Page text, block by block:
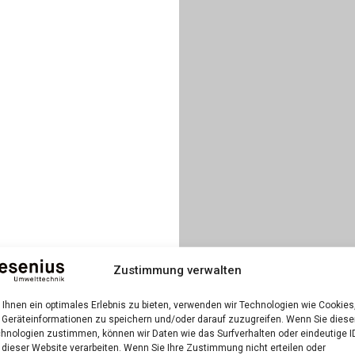
Zustimmung verwalten
Ihnen ein optimales Erlebnis zu bieten, verwenden wir Technologien wie Cookies,
zu speichern und/oder darauf zuzugreifen. Wenn Sie
zustimmen, können wir Daten wie das Surfverhalten oder eindeutige
Website verarbeiten. Wenn Sie Ihre Zustimmung nicht erteilen oder